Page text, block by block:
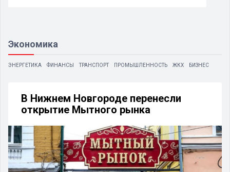
Экономика
ЭНЕРГЕТИКА ФИНАНСЫ ТРАНСПОРТ ПРОМЫШЛЕННОСТЬ ЖКХ БИЗНЕС
В Нижнем Новгороде перенесли
открытие Мытного рынка